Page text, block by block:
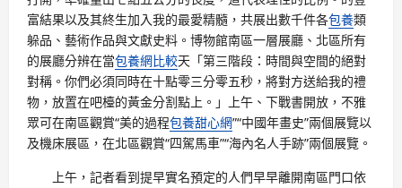
富結果以及其終生加入我的最愛精髓，共展出數千件各包養類
躲品、藝術作品與文獻史料。博物館南區一層展廳、北區所有
的展廳分辨在當包養網比較天「第三階段：時間與空間的絕對
對稱。你們必須同時在十點零三分零五秒，將對方送給我的禮
物，放置在吧檯的黃金分割點上。」上午、下戰書開放，不雅
眾可在南區觀賞“美的過程包養甜心網”“中國年畫史”兩個展覽以
及機床展區，在北區觀賞“四駕馬車”“海內名人手跡”兩個展覽。
上午，記者看到提早實名預定的人們早早離開南區門口依